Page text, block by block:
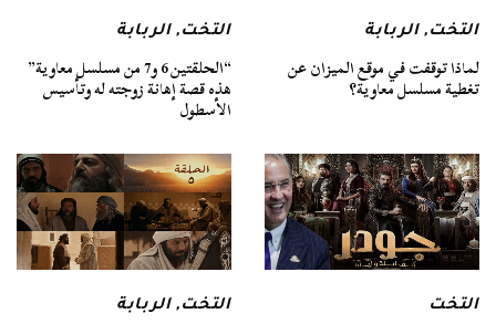
التخت,الربابة
لماذا توقفت في موقع الميزان عن
تغطية مسلسل معاوية؟
التخت,الربابة
“الحلقتين 6 و7 من مسلسل معاوية”
هذه قصة إهانة زوجته له وتأسيس
الأسطول
التخت التخت,الربابة